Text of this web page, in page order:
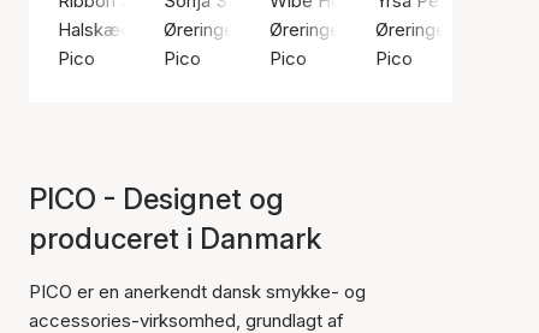
Halskæde, Sølv farve / Forsølvet messing
Pico
Øreringe, Guld farve / Forgyldt sølv sterling
Pico
Øreringe, Sølv farve / Sølv
Pico
Øreringe, Sølv
Pico
PICO - Designet og
produceret i Danmark
PICO er en anerkendt dansk smykke- og
accessories-virksomhed, grundlagt af